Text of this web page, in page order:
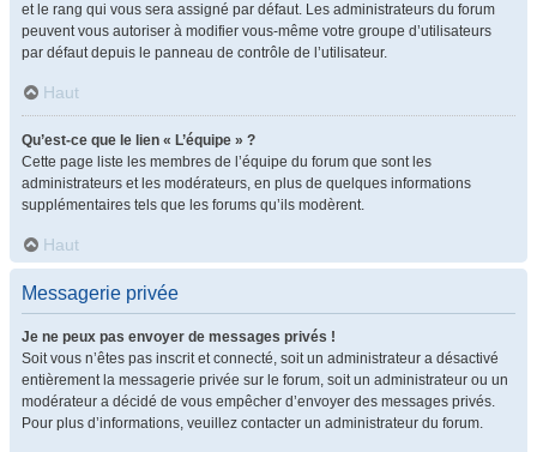
et le rang qui vous sera assigné par défaut. Les administrateurs du forum
peuvent vous autoriser à modifier vous-même votre groupe d’utilisateurs
par défaut depuis le panneau de contrôle de l’utilisateur.
Haut
Qu’est-ce que le lien « L’équipe » ?
Cette page liste les membres de l’équipe du forum que sont les
administrateurs et les modérateurs, en plus de quelques informations
supplémentaires tels que les forums qu’ils modèrent.
Haut
Messagerie privée
Je ne peux pas envoyer de messages privés !
Soit vous n’êtes pas inscrit et connecté, soit un administrateur a désactivé
entièrement la messagerie privée sur le forum, soit un administrateur ou un
modérateur a décidé de vous empêcher d’envoyer des messages privés.
Pour plus d’informations, veuillez contacter un administrateur du forum.